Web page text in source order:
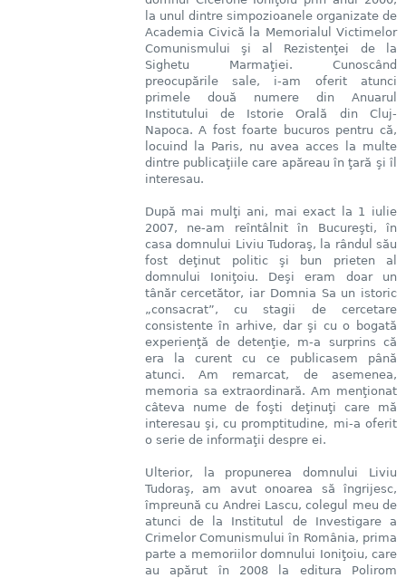
la unul dintre simpozioanele organizate de
Academia Civică la Memorialul Victimelor
Comunismului şi al Rezistenţei de la
Sighetu Marmaţiei. Cunoscând
preocupările sale, i-am oferit atunci
primele două numere din Anuarul
Institutului de Istorie Orală din Cluj-
Napoca. A fost foarte bucuros pentru că,
locuind la Paris, nu avea acces la multe
dintre publicaţiile care apăreau în ţară şi îl
interesau.
După mai mulţi ani, mai exact la 1 iulie
2007, ne-am reîntâlnit în Bucureşti, în
casa domnului Liviu Tudoraş, la rândul său
fost deţinut politic şi bun prieten al
domnului Ioniţoiu. Deşi eram doar un
tânăr cercetător, iar Domnia Sa un istoric
„consacrat”, cu stagii de cercetare
consistente în arhive, dar şi cu o bogată
experienţă de detenţie, m-a surprins că
era la curent cu ce publicasem până
atunci. Am remarcat, de asemenea,
memoria sa extraordinară. Am menţionat
câteva nume de foşti deţinuţi care mă
interesau şi, cu promptitudine, mi-a oferit
o serie de informaţii despre ei.
Ulterior, la propunerea domnului Liviu
Tudoraş, am avut onoarea să îngrijesc,
împreună cu Andrei Lascu, colegul meu de
atunci de la Institutul de Investigare a
Crimelor Comunismului în România, prima
parte a memoriilor domnului Ioniţoiu, care
au apărut în 2008 la editura Polirom